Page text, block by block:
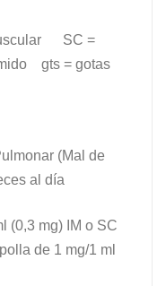
SC =
gts = gotas
(Mal de
al día
(0,3 mg) IM o SC
de 1 mg/1 ml